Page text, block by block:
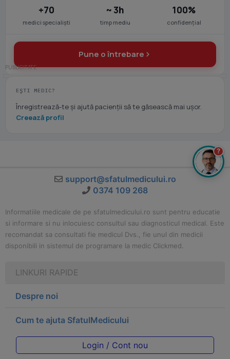
+70
medici specialiști
~ 3h
timp mediu
100%
confidențial
Pune o întrebare
EȘTI MEDIC?
Înregistrează-te și ajută pacienții să te găsească mai ușor.
Creează profil
support@sfatulmedicului.ro
0374 109 268
Informatiile medicale de pe sfatulmedicului.ro sunt pentru educatie
si informare si nu inlocuiesc consultul sau diagnosticul medical. Este
recomandat sa consultati fie medicul Dvs., fie unul din medicii
disponibili in sistemul de programare la medic Clickmed.
LINKURI RAPIDE
Despre noi
Cum te ajuta SfatulMedicului
Login / Cont nou
?